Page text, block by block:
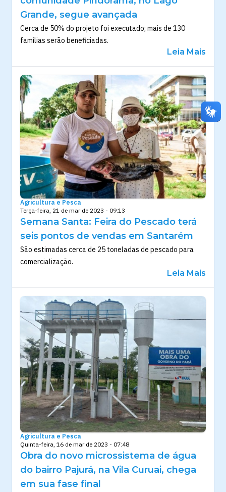
Grande, segue avançada
Cerca de 50% do projeto foi executado; mais de 130
famílias serão beneficiadas.
Leia Mais
Agricultura e Pesca
Terça-feira, 21 de mar de 2023 - 09:13
Semana Santa: Feira do Pescado terá
seis pontos de vendas em Santarém
São estimadas cerca de 25 toneladas de pescado para
comercialização.
Leia Mais
Agricultura e Pesca
Quinta-feira, 16 de mar de 2023 - 07:48
Obra do novo microssistema de água
do bairro Pajurá, na Vila Curuai, chega
em sua fase final